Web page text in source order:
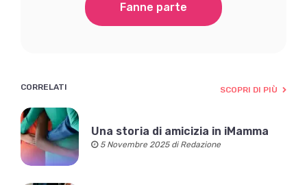
Fanne parte
CORRELATI SCOPRI DI PIÙ
Una storia di amicizia in iMamma
5 Novembre 2025 di Redazione